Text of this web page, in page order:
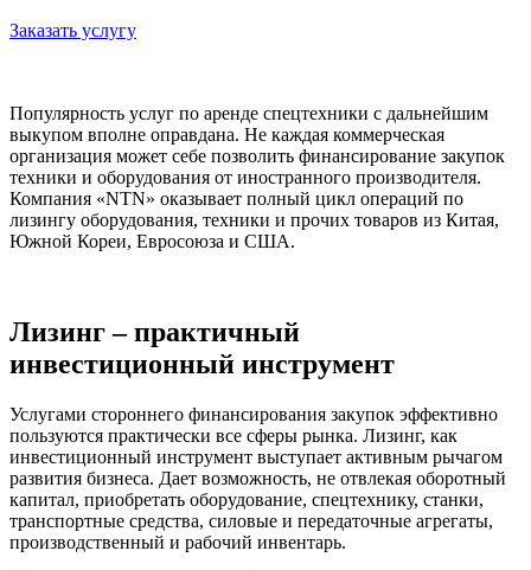
Заказать услугу
Популярность услуг по аренде спецтехники c дальнейшим
выкупом вполне оправдана. Не каждая коммерческая
организация может себе позволить финансирование закупок
техники и оборудования от иностранного производителя.
Компания «NTN» оказывает полный цикл операций по
лизингу оборудования, техники и прочих товаров из Китая,
Южной Кореи, Евросоюза и США.
Лизинг – практичный
инвестиционный инструмент
Услугами стороннего финансирования закупок эффективно
пользуются практически все сферы рынка. Лизинг, как
инвестиционный инструмент выступает активным рычагом
развития бизнеса. Дает возможность, не отвлекая оборотный
капитал, приобретать оборудование, спецтехнику, станки,
транспортные средства, силовые и передаточные агрегаты,
производственный и рабочий инвентарь.